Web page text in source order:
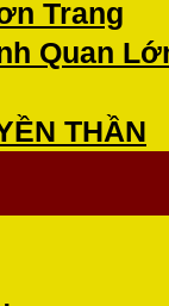
Trang
Quan
THẦN